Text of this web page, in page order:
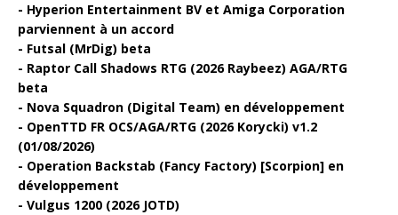
Hyperion Entertainment BV et Amiga Corporation
parviennent à un accord
Futsal (MrDig) beta
Raptor Call Shadows RTG (2026 Raybeez) AGA/RTG
beta
Nova Squadron (Digital Team) en développement
OpenTTD FR OCS/AGA/RTG (2026 Korycki) v1.2
(01/08/2026)
Operation Backstab (Fancy Factory) [Scorpion] en
développement
Vulgus 1200 (2026 JOTD)